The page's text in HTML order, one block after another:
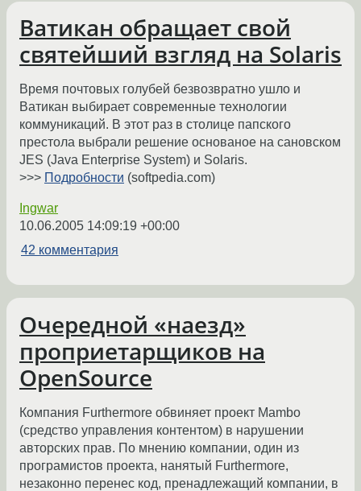
Ватикан обращает свой
святейший взгляд на Solaris
Время почтовых голубей безвозвратно ушло и
Ватикан выбирает современные технологии
коммуникаций. В этот раз в столице папского
престола выбрали решение основаное на сановском
JES (Java Enterprise System) и Solaris.
>>> Подробности (softpedia.com)
Ingwar
10.06.2005 14:09:19 +00:00
42 комментария
Очередной «наезд»
проприетарщиков на
OpenSource
Компания Furthermore обвиняет проект Mambo
(средство управления контентом) в нарушении
авторских прав. По мнению компании, один из
програмистов проекта, нанятый Furthermore,
незаконно перенес код, пренадлежащий компании, в